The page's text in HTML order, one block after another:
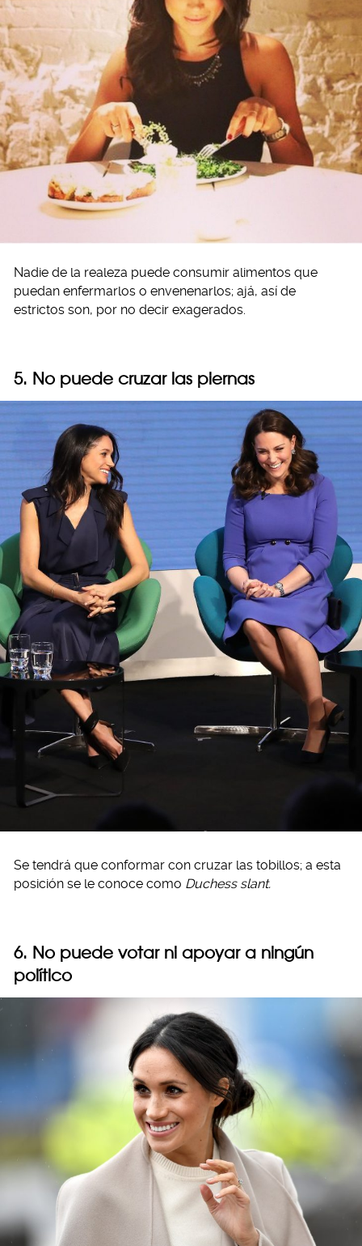
Nadie de la realeza puede consumir alimentos que
puedan enfermarlos o envenenarlos; ajá, así de
estrictos son, por no decir exagerados.
5. No puede cruzar las piernas
Se tendrá que conformar con cruzar las tobillos; a esta
posición se le conoce como Duchess slant.
6. No puede votar ni apoyar a ningún
político